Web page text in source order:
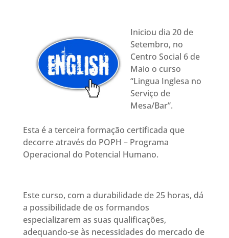
Iniciou dia 20 de
Setembro, no
Centro Social 6 de
Maio o curso
“Lingua Inglesa no
Serviço de
Mesa/Bar”.
Esta é a terceira formação certificada que
decorre através do POPH – Programa
Operacional do Potencial Humano.
Este curso, com a durabilidade de 25 horas, dá
a possibilidade de os formandos
especializarem as suas qualificações,
adequando-se às necessidades do mercado de